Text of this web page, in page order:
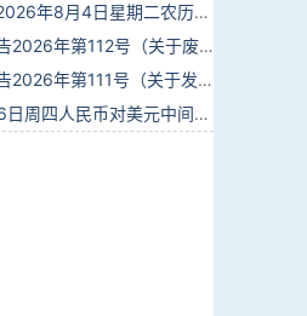
外贸简讯：2026年8月4日星期二农历六月廿二
海关总署公告2026年第112号（关于废止部分卫生检疫类规范性文件的公告）
海关总署公告2026年第111号（关于发布《进出境动植物检疫处理监督管理工作规定》《进出境卫生处理监督管理工作规定》的公告）
2026年8月6日周四人民币对美元中间价报6.7895调贬6个基点